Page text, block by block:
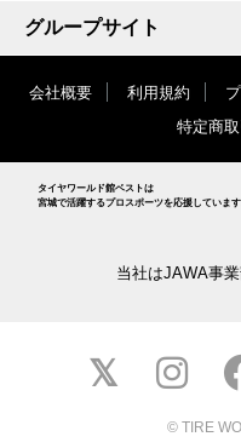
グループサイト
会社概要 利用規約
特定商
タイヤワールド館ベストは
宮城で活躍するプロスポーツを応援しています
当社はJAWA事
© TIRE